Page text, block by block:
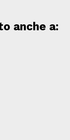
anche a: